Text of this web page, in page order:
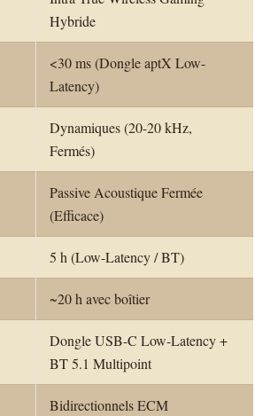
Hybride
<30 ms (Dongle aptX Low-
Latency)
Dynamiques (20-20 kHz,
Fermés)
Passive Acoustique Fermée
(Efficace)
5 h (Low-Latency / BT)
~20 h avec boîtier
Dongle USB-C Low-Latency +
BT 5.1 Multipoint
Bidirectionnels ECM